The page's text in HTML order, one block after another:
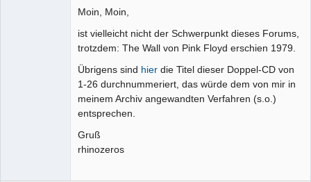
Moin, Moin,
ist vielleicht nicht der Schwerpunkt dieses Forums,
trotzdem: The Wall von Pink Floyd erschien 1979.
Übrigens sind hier die Titel dieser Doppel-CD von
1-26 durchnummeriert, das würde dem von mir in
meinem Archiv angewandten Verfahren (s.o.)
entsprechen.
Gruß
rhinozeros